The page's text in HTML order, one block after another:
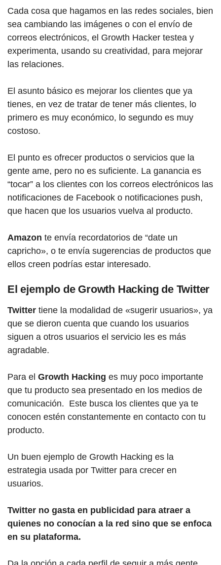
Cada cosa que hagamos en las redes sociales, bien
sea cambiando las imágenes o con el envío de
correos electrónicos, el Growth Hacker testea y
experimenta, usando su creatividad, para mejorar
las relaciones.
El asunto básico es mejorar los clientes que ya
tienes, en vez de tratar de tener más clientes, lo
primero es muy económico, lo segundo es muy
costoso.
El punto es ofrecer productos o servicios que la
gente ame, pero no es suficiente. La ganancia es
“tocar” a los clientes con los correos electrónicos las
notificaciones de Facebook o notificaciones push,
que hacen que los usuarios vuelva al producto.
Amazon te envía recordatorios de “date un
capricho», o te envía sugerencias de productos que
ellos creen podrías estar interesado.
El ejemplo de Growth Hacking de Twitter
Twitter tiene la modalidad de «sugerir usuarios», ya
que se dieron cuenta que cuando los usuarios
siguen a otros usuarios el servicio les es más
agradable.
Para el Growth Hacking es muy poco importante
que tu producto sea presentado en los medios de
comunicación. Este busca los clientes que ya te
conocen estén constantemente en contacto con tu
producto.
Un buen ejemplo de Growth Hacking es la
estrategia usada por Twitter para crecer en
usuarios.
Twitter no gasta en publicidad para atraer a
quienes no conocían a la red sino que se enfoca
en su plataforma.